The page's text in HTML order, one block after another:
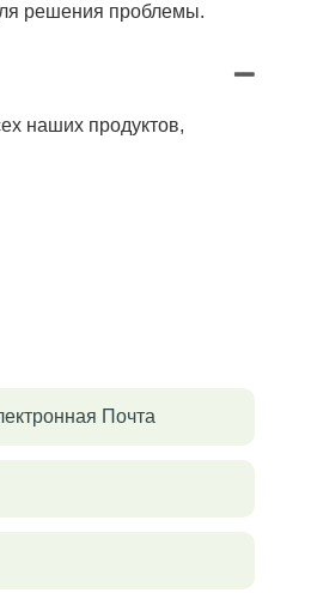
решения проблемы.
наших продуктов,
Почта